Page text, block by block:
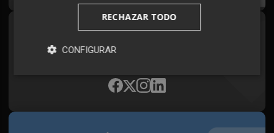
Síguenos en redes
Plaza Podcast, desde cualquier medio
RECHAZAR TODO
CONFIGURAR